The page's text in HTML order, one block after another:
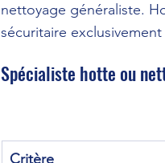
nettoyage généraliste.
sécuritaire
Spécialiste hotte ou
Critère